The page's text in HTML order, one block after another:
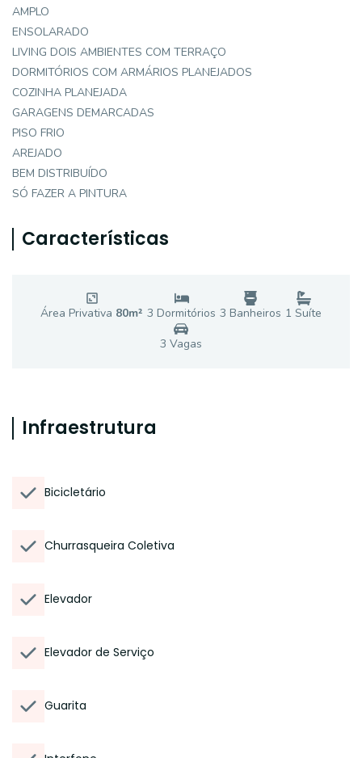
AMPLO
ENSOLARADO
LIVING DOIS AMBIENTES COM TERRAÇO
DORMITÓRIOS COM ARMÁRIOS PLANEJADOS
COZINHA PLANEJADA
GARAGENS DEMARCADAS
PISO FRIO
AREJADO
BEM DISTRIBUÍDO
SÓ FAZER A PINTURA
Características
Área Privativa 80m² 3 Dormitórios 3 Banheiros 1 Suíte
3 Vagas
Infraestrutura
Bicicletário
Churrasqueira Coletiva
Elevador
Elevador de Serviço
Guarita